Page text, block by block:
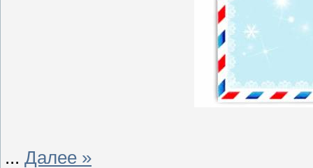
... Далее »